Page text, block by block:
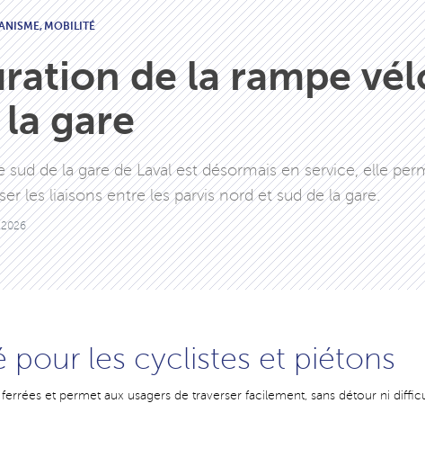
MOBILITÉ
de la rampe
gare
sud de la gare de Laval est désormais en service, elle
les liaisons entre les parvis nord et sud de la gare.
pour les cyclistes et piétons
et permet aux usagers de traverser facilement, sans détour ni